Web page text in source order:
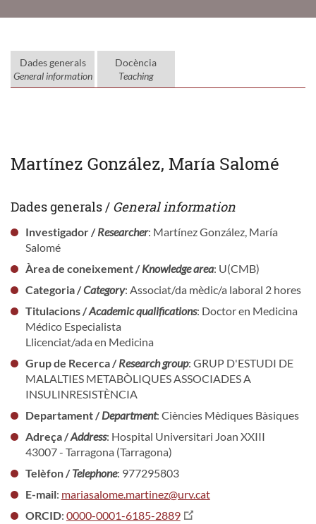
Dades generals
General information
Docència
Teaching
Martínez González, María Salomé
Dades generals / General information
Investigador /Researcher: Martínez González, María
Salomé
Àrea de coneixement /Knowledge area: U(CMB)
Categoria /Category: Associat/da mèdic/a laboral 2 hores
Titulacions /Academic qualifications: Doctor en Medicina
Médico Especialista
Llicenciat/ada en Medicina
Grup de Recerca /Research group: GRUP D'ESTUDI DE
MALALTIES METABÒLIQUES ASSOCIADES A
INSULINRESISTÈNCIA
Departament /Department: Ciències Mèdiques Bàsiques
Adreça /Address: Hospital Universitari Joan XXIII
43007 - Tarragona (Tarragona)
Telèfon /Telephone: 977295803
E-mail: mariasalome.martinez@urv.cat
ORCID: 0000-0001-6185-2889